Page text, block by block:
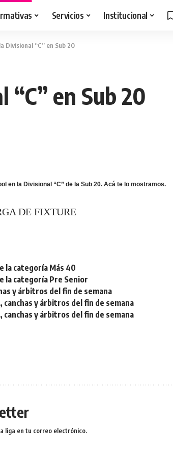
Servicios Institucional
Divisional “C” en Sub 20
en Sub 20
en la Divisional “C” de la Sub 20. Acá te lo mostramos.
DE FIXTURE
la categoría Más 40
la categoría Pre Senior
y árbitros del fin de semana
y árbitros del fin de semana
y árbitros del fin de semana
liga en tu correo electrónico.